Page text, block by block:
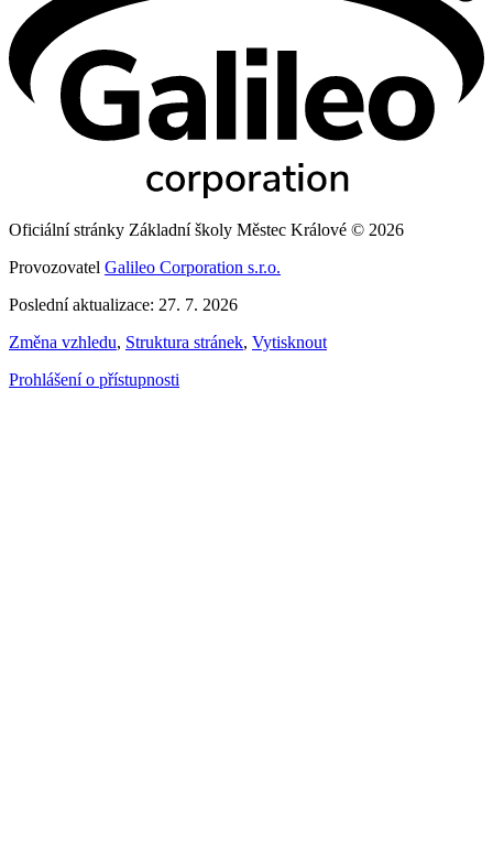
Oficiální stránky Základní školy Městec Králové © 2026
Provozovatel Galileo Corporation s.r.o.
Poslední aktualizace: 27. 7. 2026
Změna vzhledu, Struktura stránek, Vytisknout
Prohlášení o přístupnosti